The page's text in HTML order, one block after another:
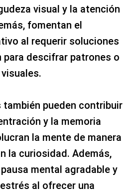
visual y la atención
fomentan el
al requerir soluciones
para descifrar patrones o
pueden contribuir
y la memoria
la mente de manera
la curiosidad. Además,
mental agradable y
al ofrecer una